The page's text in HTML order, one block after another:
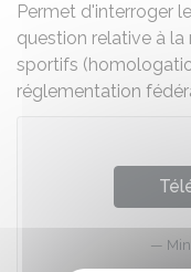
Permet d'interroger
question relative à
sportifs
réglementation